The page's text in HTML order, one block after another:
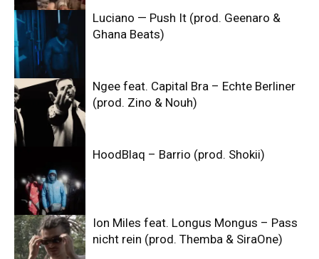
Luciano — Push It (prod. Geenaro &
Ghana Beats)
Ngee feat. Capital Bra – Echte Berliner
(prod. Zino & Nouh)
HoodBlaq – Barrio (prod. Shokii)
Ion Miles feat. Longus Mongus – Pass
nicht rein (prod. Themba & SiraOne)